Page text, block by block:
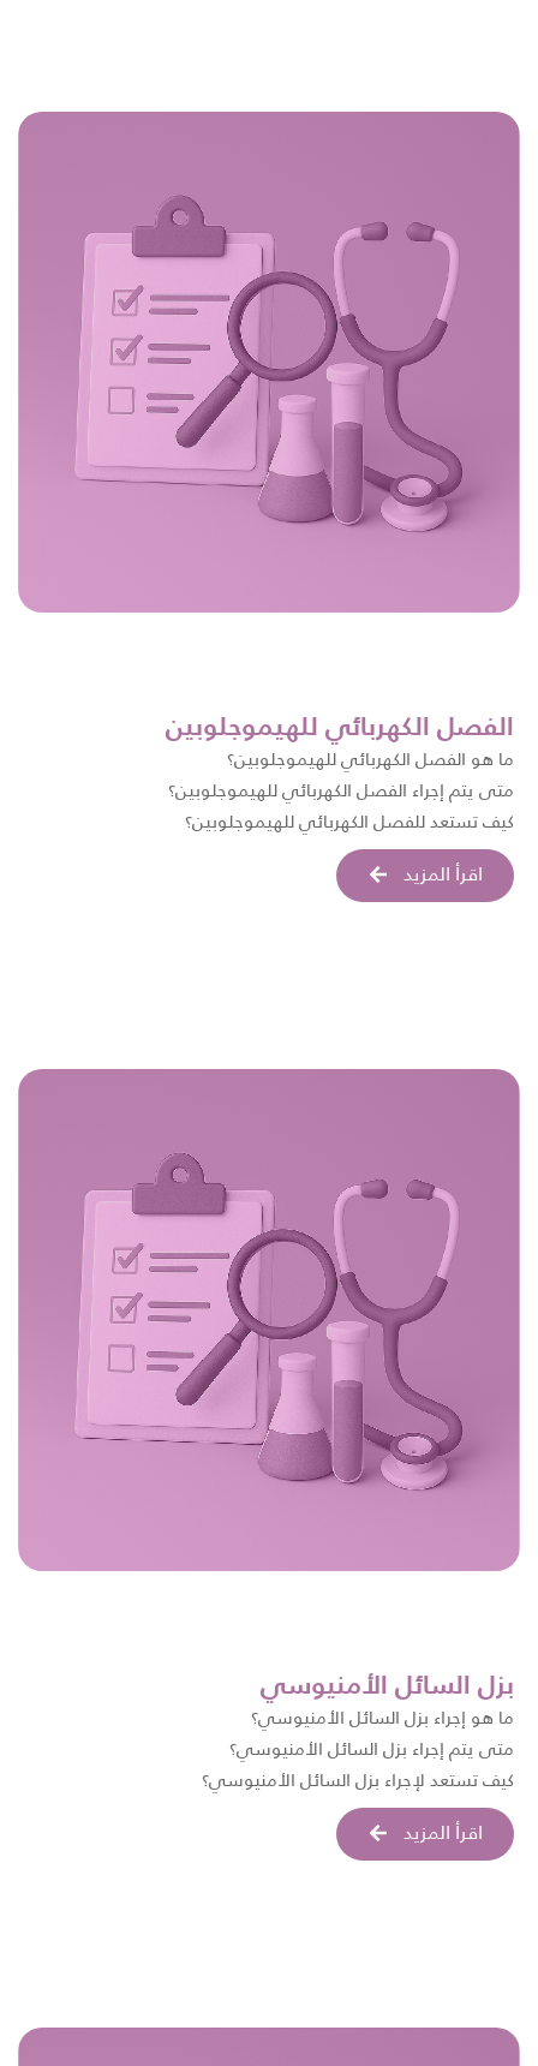
الفصل الكهربائي للهيموجلوبين
ما هو الفصل الكهربائي للهيموجلوبين؟
متى يتم إجراء الفصل الكهربائي للهيموجلوبين؟
كيف تستعد للفصل الكهربائي للهيموجلوبين؟
اقرأ المزيد
بزل السائل الأمنيوسي
ما هو إجراء بزل السائل الأمنيوسي؟
متى يتم إجراء بزل السائل الأمنيوسي؟
كيف تستعد لإجراء بزل السائل الأمنيوسي؟
اقرأ المزيد